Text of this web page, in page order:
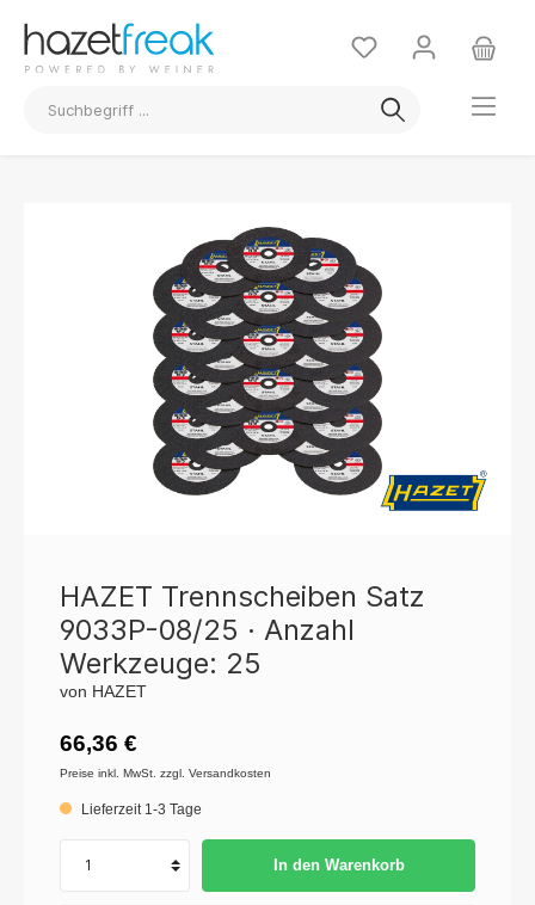
HAZET Trennscheiben Satz
9033P-08/25 · Anzahl
Werkzeuge: 25
von HAZET
66,36 €
Preise inkl. MwSt. zzgl. Versandkosten
Lieferzeit 1-3 Tage
In den Warenkorb